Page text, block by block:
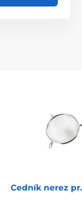
Cedník nerez